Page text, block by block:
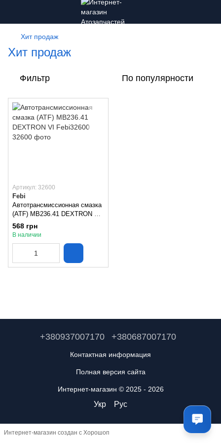
Хит продаж
Хит продаж
Фильтр По популярности
Артикул: 32600
Febi
Автотрансмиссионная смазка
(ATF) MB236.41 DEXTRON VI
Febi32600
568 грн
В наличии
+380937007170 +380687007170
Контактная информация
Полная версия сайта
Интернет-магазин © 2025 - 2026
Укр Рус
Интернет-магазин создан с Хорошоп